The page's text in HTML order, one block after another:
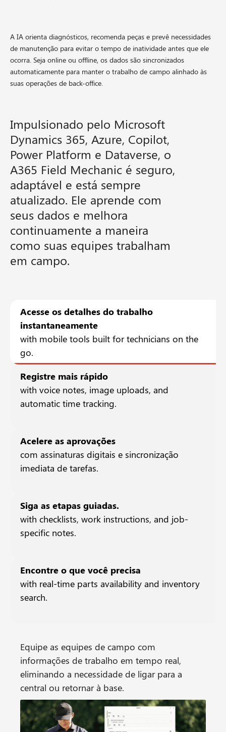
A IA orienta diagnósticos, recomenda peças e prevê necessidades
de manutenção para evitar o tempo de inatividade antes que ele
ocorra. Seja online ou offline, os dados são sincronizados
automaticamente para manter o trabalho de campo alinhado às
suas operações de back-office.
Impulsionado pelo Microsoft
Dynamics 365, Azure, Copilot,
Power Platform e Dataverse, o
A365 Field Mechanic é seguro,
adaptável e está sempre
atualizado. Ele aprende com
seus dados e melhora
continuamente a maneira
como suas equipes trabalham
em campo.
Acesse os detalhes do trabalho
instantaneamente
with mobile tools built for technicians on the
go.
Registre mais rápido
with voice notes, image uploads, and
automatic time tracking.
Acelere as aprovações
com assinaturas digitais e sincronização
imediata de tarefas.
Siga as etapas guiadas.
with checklists, work instructions, and job-
specific notes.
Encontre o que você precisa
with real-time parts availability and inventory
search.
Equipe as equipes de campo com
informações de trabalho em tempo real,
eliminando a necessidade de ligar para a
central ou retornar à base.